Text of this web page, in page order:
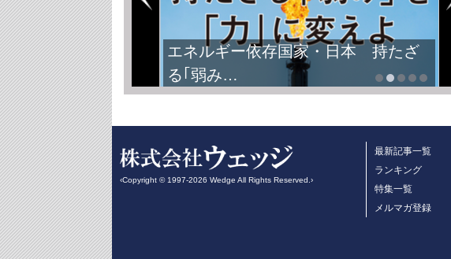
エネルギー依存国家・日本 持たざ
る｢弱み…
‹Copyright © 1997-2026 Wedge All Rights Reserved.›
最新記事一覧
ランキング
特集一覧
メルマガ登録